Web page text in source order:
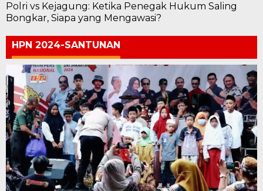
Polri vs Kejagung: Ketika Penegak Hukum Saling
Bongkar, Siapa yang Mengawasi?
HPN 2024-SANTUNAN